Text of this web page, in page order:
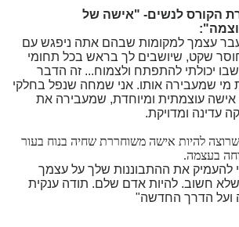
הקורס לנשים- "אישה של
עצמך למקומות שבהם אתה ניפגש עם
שקט, שיושבים לך בראש בכל תחומי
יכולתי להתפתח ולצמוח... זה הדבר
מי שמעבירה אותו. אני שמחה שנפל בחלקי
עוצמתית ומיוחדת, שמעבירה את
עדינה ומדויקת.
להיות אישה משוחררת שחיה בנוח בעור
בעצמה.
להעמיק את ההתבוננות שלך על עצמך
חשוב. להיות אדם שלם. תודה ענקית
ועל הדרך החדשה"